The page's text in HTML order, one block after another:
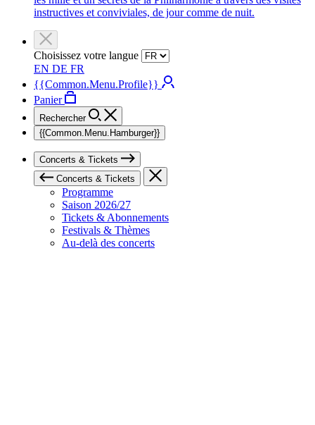
instructives et conviviales, de jour comme de nuit.
Choisissez votre langue
EN DE FR
{{Common.Menu.Profile}}
Panier
Rechercher
{{Common.Menu.Hamburger}}
Concerts & Tickets
Concerts & Tickets
Programme
Saison 2026/27
Tickets & Abonnements
Festivals & Thèmes
Au-delà des concerts